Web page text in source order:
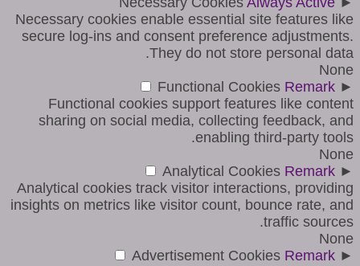
Necessary cookies enable essential site features like
secure log-ins and consent preference adjustments.
They do not store personal data.
None
►
Functional Cookies Remark
Functional cookies support features like content
sharing on social media, collecting feedback, and
enabling third-party tools.
None
►
Analytical Cookies Remark
Analytical cookies track visitor interactions, providing
insights on metrics like visitor count, bounce rate, and
traffic sources.
None
►
Advertisement Cookies Remark